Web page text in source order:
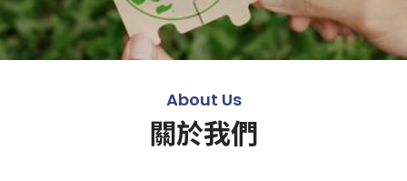
About Us
關於我們